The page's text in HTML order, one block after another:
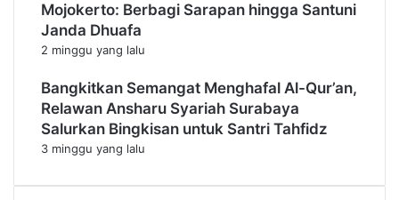
Mojokerto: Berbagi Sarapan hingga Santuni
Janda Dhuafa
2 minggu yang lalu
Bangkitkan Semangat Menghafal Al-Qur’an,
Relawan Ansharu Syariah Surabaya
Salurkan Bingkisan untuk Santri Tahfidz
3 minggu yang lalu